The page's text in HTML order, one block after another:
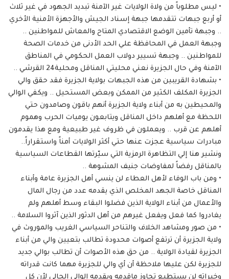
• ليس مطلوباً من ولاة الولايات غير الآمنة تبديد الجهود في غير ثلاث
أو أربع جبهات تتقدمها جبهة إسناد الجيش والأجهزة الأمنية الأخري
.. وجبهة تأمين الوضع الاقتصادي المتاح والمعاش للمواطنين ..
وجبهة العمل في المحافظة علي الحد الأدنى من خدمات الصحة
للمواطنين .. وجبهة تسيير دولاب العمل الحكومي في المناطق
الآمنة وفي حال الجزيرة نعني محليتي المناقل ومحلية24 القرشي ..
• بشهادة القريبين من هذه الجبهات بولاية الجزيرة فقد حقق والي
الجزيرة المكلف الكثير من الممكن وبعض المستحيل .. ويكفي الوالي
والمحيطين به من أبناء ولاية الجزيرة أنهم باقون وصامدون حتي
اللحظة مع أهلهم داخل المناقل ويتابعون يوميات الحرب وهموم
أهلهم عن قرب .. ويعملون في ظروف غير طبيعية ومع هذا يقدمون
مبادرات سياسية عجزت عنها حتي أكثر الولايات أمناً واستقراراً..
ونشير هنا إلي التظاهرة الرمزية التي سيّرتها القطاعات السياسية
بالمناقل رفضاً لمفاوضات جنيف المشوهة ..
• ومن باب الوفاء لأهل العطاء لن ينسي أهل الجزيرة عامة وأبناء
المناقل خاصة الجهد المخلص الذي يقدمه عدد من رجال المال
والأعمال من أبناء الولاية الذين فضلوا البقاء وسط أهلهم ولم
يغادروا كما فعل ويفعل غيرهم من أهل الدثور الذين آثروا السلامة ..
• من صور ومشاهد الخلاف والتناحر السياسي الغريب والموروث في
ولاية الجزيرة أن ترتفع أصوات محدودة تطالب بتعيين والي من أبناء
الجزيرة لقيادة الولاية .. من حق هذه الأصوات أن تطالب بوالي جديد
للجزيرة لكن عليها ملاحظة أن أي والي للجزيرة مهما كانت قدراته
وخبراته لن يستطيع تجاوز ماقدمه ويقدمه الوالي الحالي لأن كل